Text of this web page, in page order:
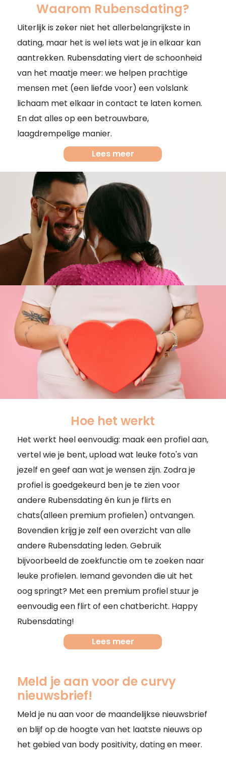
Waarom Rubensdating?
Uiterlijk is zeker niet het allerbelangrijkste in
dating, maar het is wel iets wat je in elkaar kan
aantrekken. Rubensdating viert de schoonheid
van het maatje meer: we helpen prachtige
mensen met (een liefde voor) een volslank
lichaam met elkaar in contact te laten komen.
En dat alles op een betrouwbare,
laagdrempelige manier.
Lees meer
Hoe het werkt
Het werkt heel eenvoudig: maak een profiel aan,
vertel wie je bent, upload wat leuke foto's van
jezelf en geef aan wat je wensen zijn. Zodra je
profiel is goedgekeurd ben je te zien voor
andere Rubensdating én kun je flirts en
chats(alleen premium profielen) ontvangen.
Bovendien krijg je zelf een overzicht van alle
andere Rubensdating leden. Gebruik
bijvoorbeeld de zoekfunctie om te zoeken naar
leuke profielen. Iemand gevonden die uit het
oog springt? Met een premium profiel stuur je
eenvoudig een flirt of een chatbericht. Happy
Rubensdating!
Lees meer
Meld je aan voor de curvy
nieuwsbrief!
Meld je nu aan voor de maandelijkse nieuwsbrief
en blijf op de hoogte van het laatste nieuws op
het gebied van body positivity, dating en meer.